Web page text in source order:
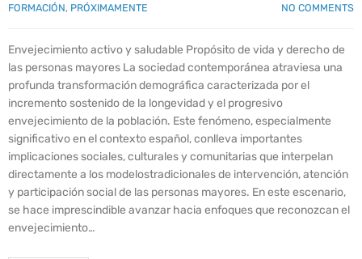
FORMACIÓN, PRÓXIMAMENTE NO COMMENTS
Envejecimiento activo y saludable Propósito de vida y derecho de
las personas mayores La sociedad contemporánea atraviesa una
profunda transformación demográfica caracterizada por el
incremento sostenido de la longevidad y el progresivo
envejecimiento de la población. Este fenómeno, especialmente
significativo en el contexto español, conlleva importantes
implicaciones sociales, culturales y comunitarias que interpelan
directamente a los modelostradicionales de intervención, atención
y participación social de las personas mayores. En este escenario,
se hace imprescindible avanzar hacia enfoques que reconozcan el
envejecimiento…